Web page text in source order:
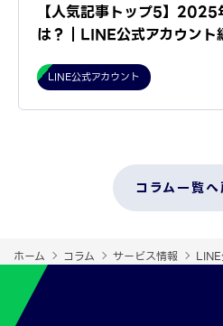
【人気記事トップ5】
は？｜LINE公式アカウント
LINE公式アカウント
コラム一覧へ
ホーム コラム サービス情報